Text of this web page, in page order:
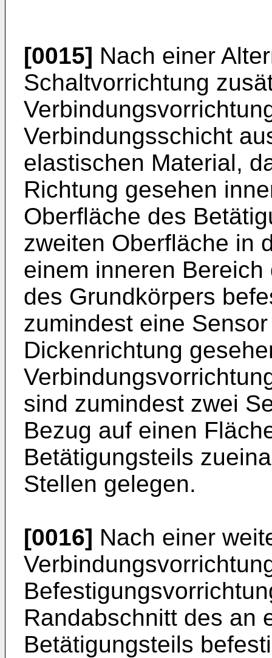
[0015] Nach einer
Schaltvorrichtung
Verbindungsschicht
elastischen Material,
Richtung gesehen
Oberfläche des
zweiten Oberfläche in
einem inneren
des Grundkörpers
zumindest eine
Dickenrichtung
sind zumindest zwei
Bezug auf einen
Betätigungsteils
Stellen gelegen.
[0016] Nach einer
Randabschnitt des an
Betätigungsteils